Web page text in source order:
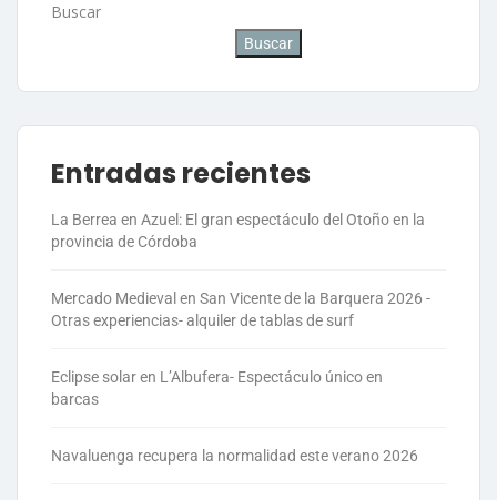
Buscar
Buscar
Entradas recientes
La Berrea en Azuel: El gran espectáculo del Otoño en la
provincia de Córdoba
Mercado Medieval en San Vicente de la Barquera 2026 -
Otras experiencias- alquiler de tablas de surf
Eclipse solar en L’Albufera- Espectáculo único en
barcas
Navaluenga recupera la normalidad este verano 2026